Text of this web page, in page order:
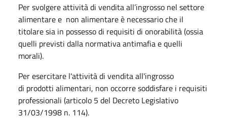
Per svolgere attività di vendita all’ingrosso nel settore
alimentare e non alimentare è necessario che il
titolare sia in possesso di requisiti di onorabilità (ossia
quelli previsti dalla normativa antimafia e quelli
morali).
Per esercitare l'attività di vendita all'ingrosso
di prodotti alimentari, non occorre soddisfare i requisiti
professionali (articolo 5 del Decreto Legislativo
31/03/1998 n. 114).